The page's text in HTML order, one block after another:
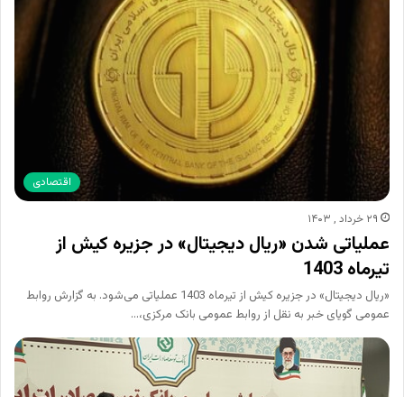
اقتصادی
۲۹ خرداد , ۱۴۰۳
عملیاتی شدن «ریال دیجیتال» در جزیره کیش از
تیرماه 1403
«ریال دیجیتال» در جزیره کیش از تیرماه 1403 عملیاتی می‌شود. به گزارش روابط
عمومی گویای خبر به نقل از روابط عمومی بانک مرکزی،…